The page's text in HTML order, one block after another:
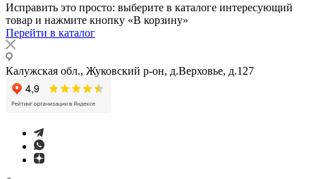
Исправить это просто: выберите в каталоге интересующий
товар и нажмите кнопку «В корзину»
Перейти в каталог
Калужская обл., Жуковский р-он, д.Верховье, д.127